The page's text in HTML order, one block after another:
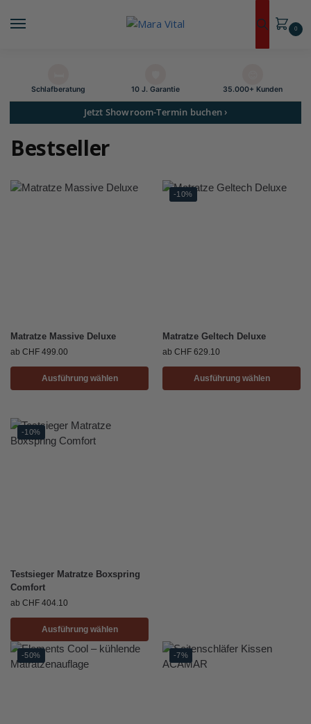
0
Schlaf­beratung 10 J. Garantie 35.000+ Kunden
Jetzt Showroom-Termin buchen ›
Bestseller
Matratze Massive Deluxe
ab CHF 499.00
Ausführung wählen
-10%
Matratze Geltech Deluxe
ab CHF 629.10
Ausführung wählen
-10%
Testsieger Matratze Boxspring
Comfort
ab CHF 404.10
Ausführung wählen
-50% -7%